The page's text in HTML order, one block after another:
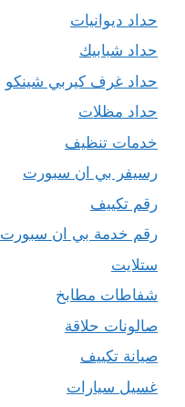
حداد ديوانيات
حداد شبابيك
حداد غرف كيربي شينكو
حداد مظلات
خدمات تنظيف
رسيفر بي ان سبورت
رقم تكييف
رقم خدمة بي ان سبورت
ستلايت
شفاطات مطابخ
صالونات حلاقة
صيانة تكييف
غسيل سيارات